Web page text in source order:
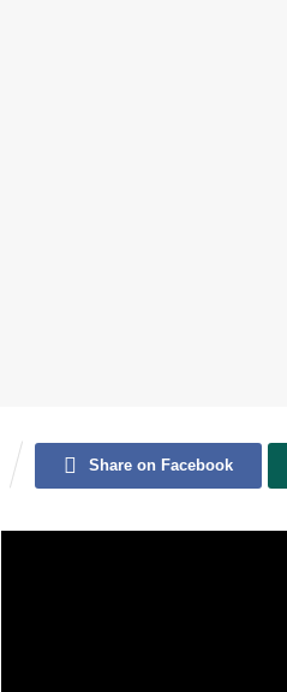
Share on Facebook